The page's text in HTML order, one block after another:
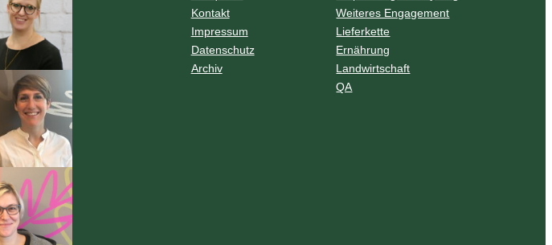
Kontakt
Impressum
Datenschutz
Archiv
Weiteres Engagement
Lieferkette
Ernährung
Landwirtschaft
QA